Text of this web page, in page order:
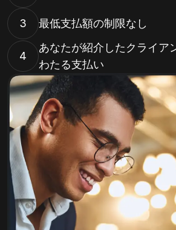
3 最低支払額の制限なし
4
あなたが紹介したクライア
わたる支払い